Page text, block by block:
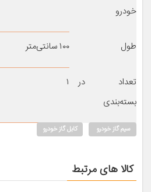
خودرو
طول ۱۰۰ سانتی‌متر
تعداد در
بسته‌بندی
۱
سیم گاز خودرو کابل گاز خودرو
کالا های مرتبط